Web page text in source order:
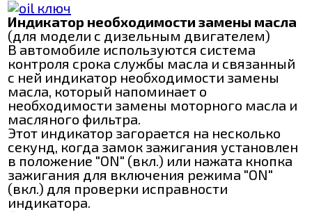
Индикатор необходимости замены масла
(для модели с дизельным двигателем)
В автомобиле используются система
контроля срока службы масла и связанный
с ней индикатор необходимости замены
масла, который напоминает о
необходимости замены моторного масла и
масляного фильтра.
Этот индикатор загорается на несколько
секунд, когда замок зажигания установлен
в положение "ON" (вкл.) или нажата кнопка
зажигания для включения режима "ON"
(вкл.) для проверки исправности
индикатора.